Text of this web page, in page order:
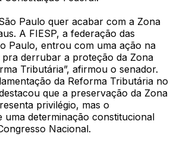
Paulo quer acabar com a Zona
A FIESP, a federação das
Paulo, entrou com uma ação na
derrubar a proteção da Zona
Tributária”, afirmou o senador.
da Reforma Tributária no
que a preservação da Zona
privilégio, mas o
uma determinação constitucional
Nacional.